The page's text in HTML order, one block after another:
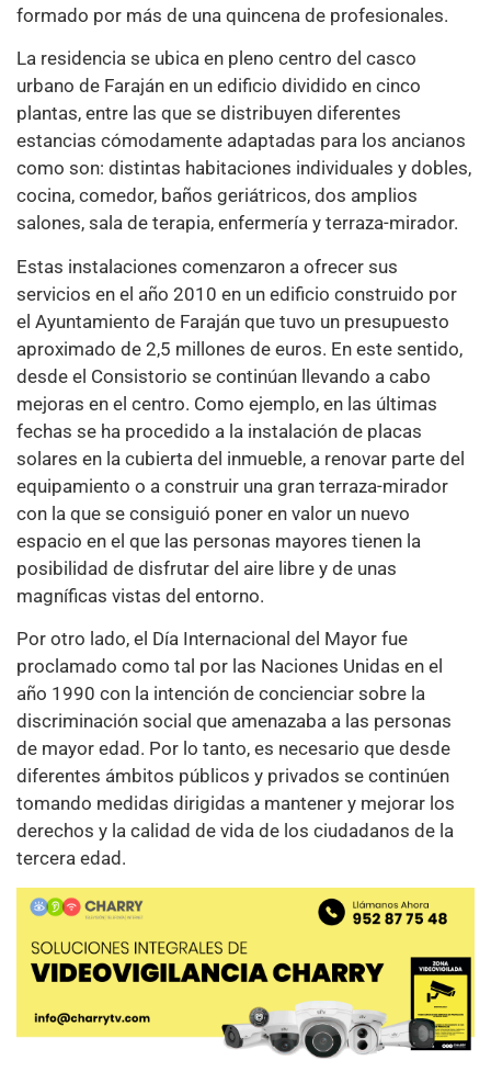
formado por más de una quincena de profesionales.
La residencia se ubica en pleno centro del casco
urbano de Faraján en un edificio dividido en cinco
plantas, entre las que se distribuyen diferentes
estancias cómodamente adaptadas para los ancianos
como son: distintas habitaciones individuales y dobles,
cocina, comedor, baños geriátricos, dos amplios
salones, sala de terapia, enfermería y terraza-mirador.
Estas instalaciones comenzaron a ofrecer sus
servicios en el año 2010 en un edificio construido por
el Ayuntamiento de Faraján que tuvo un presupuesto
aproximado de 2,5 millones de euros. En este sentido,
desde el Consistorio se continúan llevando a cabo
mejoras en el centro. Como ejemplo, en las últimas
fechas se ha procedido a la instalación de placas
solares en la cubierta del inmueble, a renovar parte del
equipamiento o a construir una gran terraza-mirador
con la que se consiguió poner en valor un nuevo
espacio en el que las personas mayores tienen la
posibilidad de disfrutar del aire libre y de unas
magníficas vistas del entorno.
Por otro lado, el Día Internacional del Mayor fue
proclamado como tal por las Naciones Unidas en el
año 1990 con la intención de concienciar sobre la
discriminación social que amenazaba a las personas
de mayor edad. Por lo tanto, es necesario que desde
diferentes ámbitos públicos y privados se continúen
tomando medidas dirigidas a mantener y mejorar los
derechos y la calidad de vida de los ciudadanos de la
tercera edad.